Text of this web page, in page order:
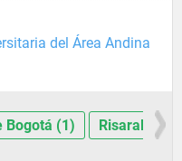
del Área Andina
Bogotá (1) Risaralda (1)